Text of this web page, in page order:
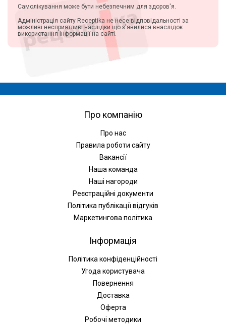
Самолікування може бути небезпечним для здоров'я.
Адміністрація сайту Receptika не несе відповідальності за
можливі несприятливі наслідки що з'явилися внаслідок
використання інформації на сайті.
Про компанію
Про нас
Правила роботи сайту
Вакансії
Наша команда
Наші нагороди
Реєстраційні документи
Політика публікації відгуків
Маркетингова політика
Інформація
Політика конфіденційності
Угода користувача
Повернення
Доставка
Оферта
Робочі методики